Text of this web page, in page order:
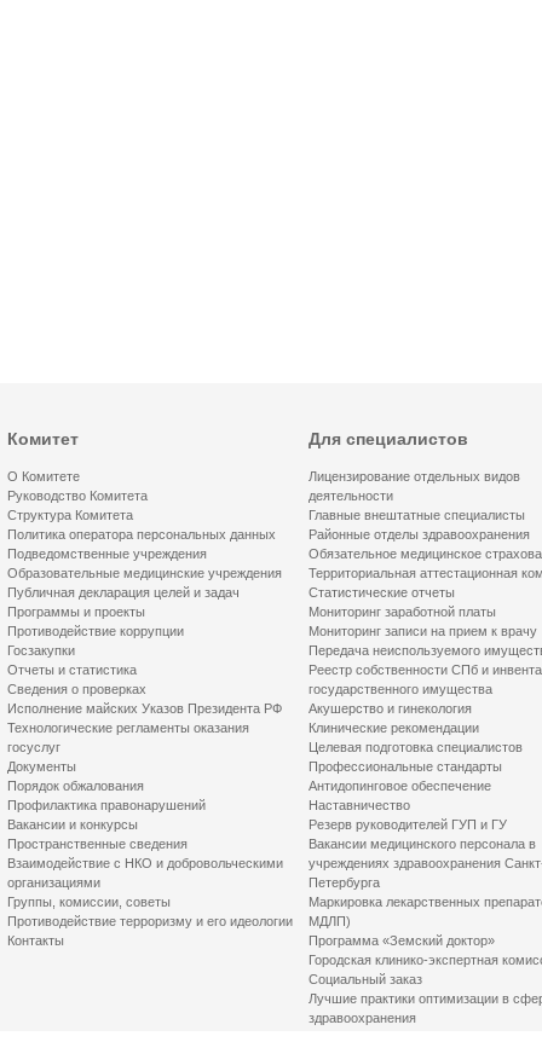
Комитет
О Комитете
Руководство Комитета
Структура Комитета
Политика оператора персональных данных
Подведомственные учреждения
Образовательные медицинские учреждения
Публичная декларация целей и задач
Программы и проекты
Противодействие коррупции
Госзакупки
Отчеты и статистика
Сведения о проверках
Исполнение майских Указов Президента РФ
Технологические регламенты оказания
госуслуг
Документы
Порядок обжалования
Профилактика правонарушений
Вакансии и конкурсы
Пространственные сведения
Взаимодействие с НКО и добровольческими
организациями
Группы, комиссии, советы
Противодействие терроризму и его идеологии
Контакты
Для специалистов
Лицензирование отдельных видов
деятельности
Главные внештатные специалисты
Районные отделы здравоохранения
Обязательное медицинское
Территориальная аттестационная
Статистические отчеты
Мониторинг заработной платы
Мониторинг записи на прием к врачу
Передача неиспользуемого
Реестр собственности СПб и
государственного имущества
Акушерство и гинекология
Клинические рекомендации
Целевая подготовка специалистов
Профессиональные стандарты
Антидопинговое обеспечение
Наставничество
Резерв руководителей ГУП и ГУ
Вакансии медицинского персонала в
учреждениях здравоохранения
Петербурга
Маркировка лекарственных
МДЛП)
Программа «Земский доктор»
Городская клинико-экспертная
Социальный заказ
Лучшие практики оптимизации в
здравоохранения